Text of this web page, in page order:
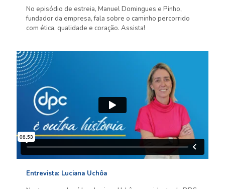
No episódio de estreia, Manuel Domingues e Pinho,
fundador da empresa, fala sobre o caminho percorrido
com ética, qualidade e coração. Assista!
Entrevista: Luciana Uchôa